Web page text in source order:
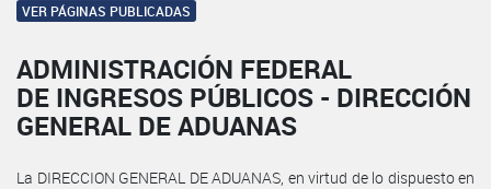
VER PÁGINAS PUBLICADAS
ADMINISTRACIÓN FEDERAL
DE INGRESOS PÚBLICOS - DIRECCIÓN
GENERAL DE ADUANAS
La DIRECCION GENERAL DE ADUANAS, en virtud de lo dispuesto en